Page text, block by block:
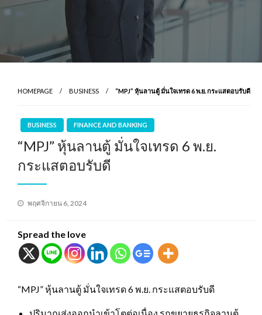
HOMEPAGE BUSINESS “MPJ” หุ้นลานตู้ มั่นใจเทรด 6 พ.ย. กระแสตอบรับดี
BUSINESS FINANCE AND BANKING
“MPJ” หุ้นลานตู้ มั่นใจเทรด 6 พ.ย.
กระแสตอบรับดี
Posted
พฤศจิกายน 6, 2024
Spread the love
“MPJ” หุ้นลานตู้ มั่นใจเทรด 6 พ.ย. กระแสตอบรับดี